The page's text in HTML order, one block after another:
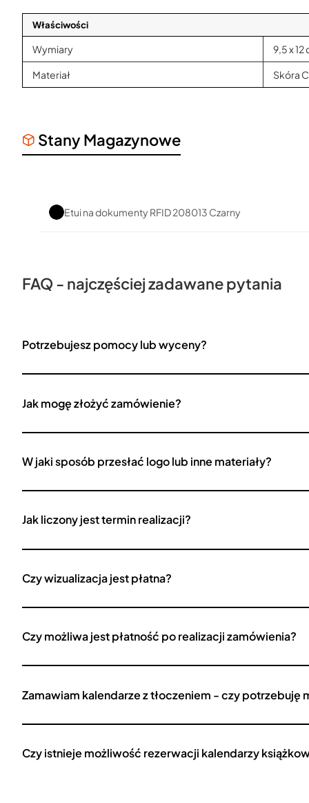
Właściwości
Wymiary 9,5 x 12
Materiał Skóra
Stany Magazynowe
Etui na dokumenty RFID 208013 Czarny
FAQ - najczęściej zadawane pytania
Potrzebujesz pomocy lub wyceny?
Jak mogę złożyć zamówienie?
W jaki sposób przesłać logo lub inne materiały?
Jak liczony jest termin realizacji?
Czy wizualizacja jest płatna?
Czy możliwa jest płatność po realizacji zamówienia?
Zamawiam kalendarze z tłoczeniem - czy potrzebuję
Czy istnieje możliwość rezerwacji kalendarzy